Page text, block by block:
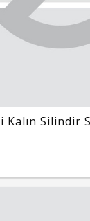
Kalın Silindir